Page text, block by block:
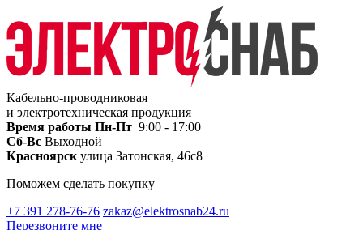
Кабельно-проводниковая
и электротехническая продукция
Время работы Пн-Пт 9:00 - 17:00
Сб-Вс Выходной
Красноярск улица Затонская, 46с8
Поможем сделать покупку
+7 391 278-76-76 zakaz@elektrosnab24.ru
Перезвоните мне